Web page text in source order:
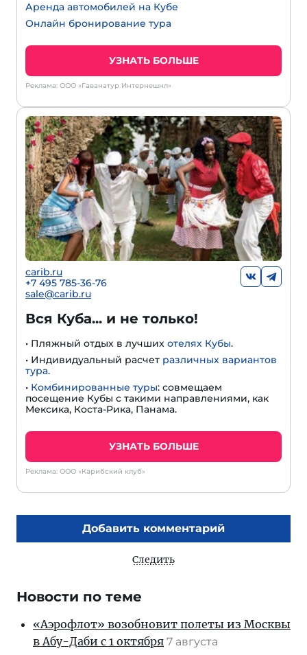
Аренда автомобилей на Кубе
Онлайн бронирование тура
УЗНАТЬ БОЛЬШЕ
Реклама: ООО «Гаванатур Интернешнл»
carib.ru
+7 495 785-36-76
sale@carib.ru
Вся Куба... и не только!
• Пляжный отдых в лучших отелях Кубы.
• Индивидуальный расчет различных вариантов
тура.
• Комбинированные туры: совмещаем
посещение Кубы с такими направлениями, как
Мексика, Коста-Рика, Панама.
УЗНАТЬ БОЛЬШЕ
Реклама: ООО «Карибский клуб»
Добавить комментарий
Следить
Новости по теме
«Аэрофлот» возобновит полеты из Москвы
в Абу-Даби с 1 октября 7 августа